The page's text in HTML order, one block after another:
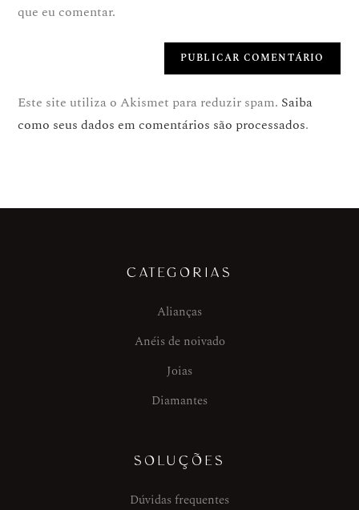
que eu comentar.
Este site utiliza o Akismet para reduzir spam. Saiba
como seus dados em comentários são processados.
CATEGORIAS
Alianças
Anéis de noivado
Joias
Diamantes
SOLUÇÕES
Dúvidas frequentes